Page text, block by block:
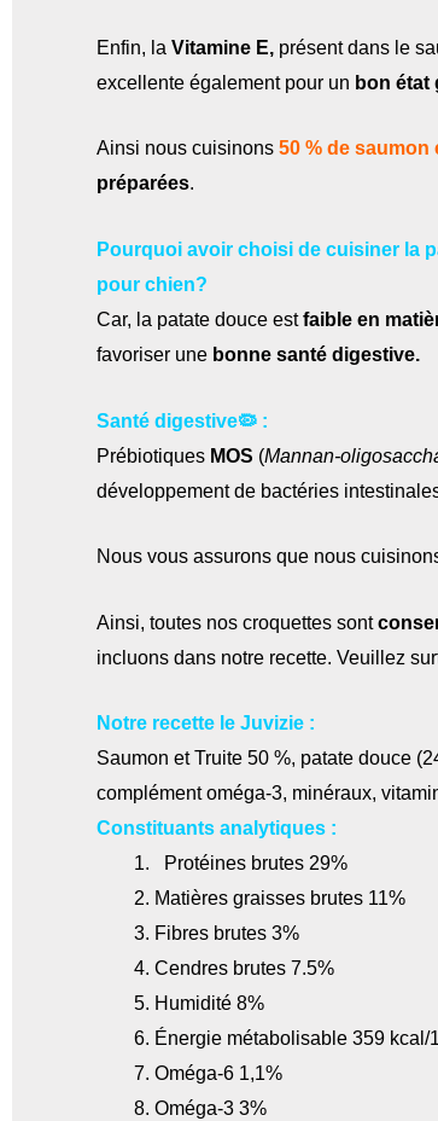
Enfin, la Vitamine E, présent dans le
excellente également pour un bon état
Ainsi nous cuisinons 50 % de saumon
préparées.
Pourquoi avoir choisi de cuisiner la
pour chien?
Car, la patate douce estfaible en
favoriser une bonne santé digestive.
Santé digestive🦠 :
Prébiotiques MOS (Mannan-
développement de bactéries
Nous vous assurons que nous
Ainsi, toutes nos croquettes sont
incluons dans notre recette. Veuillez
Notre recette le Juvizie :
Saumon et Truite 50 %, patate douce
complément oméga-3, minéraux,
Constituants analytiques :
Protéines brutes 29%
Matières graisses brutes 11%
Fibres brutes 3%
Cendres brutes 7.5%
Humidité 8%
Énergie métabolisable 359 kcal/
Oméga-6 1,1%
Oméga-3 3%